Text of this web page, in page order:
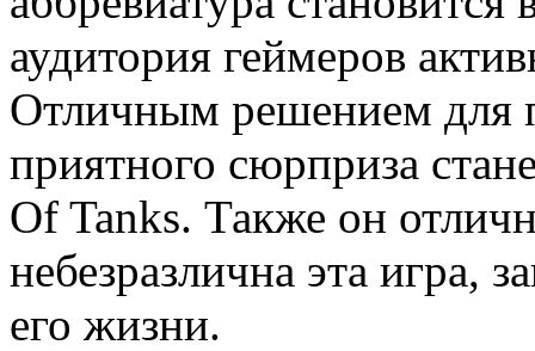
аудитория геймеров
Отличным решением для
приятного сюрприза
Of Tanks. Также он
небезразлична эта
его жизни.